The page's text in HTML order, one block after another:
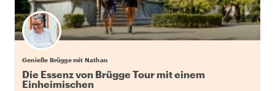
Genieße Brügge mit Nathan
Die Essenz von Brügge Tour mit einem
Einheimischen